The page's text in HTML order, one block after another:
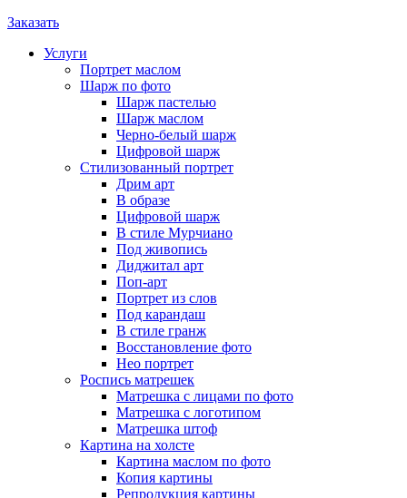
Заказать
Услуги
Портрет маслом
Шарж по фото
Шарж пастелью
Шарж маслом
Черно-белый шарж
Цифровой шарж
Стилизованный портрет
Дрим арт
В образе
Цифровой шарж
В стиле Мурчиано
Под живопись
Диджитал арт
Поп-арт
Портрет из слов
Под карандаш
В стиле гранж
Восстановление фото
Нео портрет
Роспись матрешек
Матрешка с лицами по фото
Матрешка с логотипом
Матрешка штоф
Картина на холсте
Картина маслом по фото
Копия картины
Репродукция картины